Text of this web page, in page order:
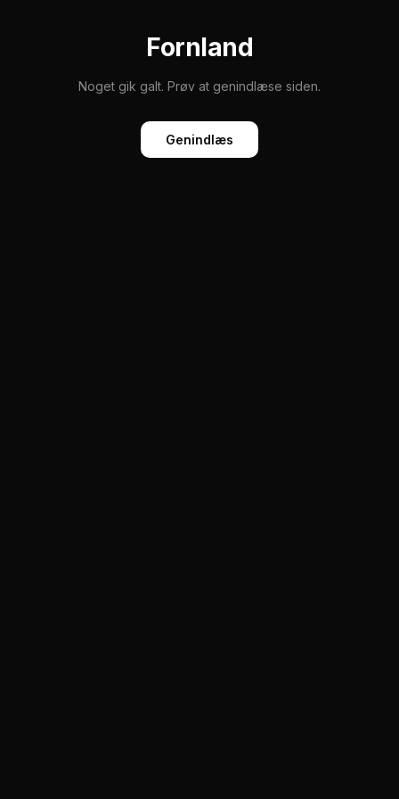
Fornland
Noget gik galt. Prøv at genindlæse siden.
Genindlæs